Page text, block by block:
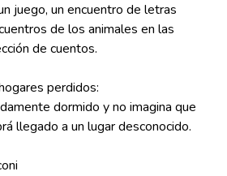
juego, un encuentro de letras
de los animales en las
de cuentos.
perdidos:
dormido y no imagina que
llegado a un lugar desconocido.